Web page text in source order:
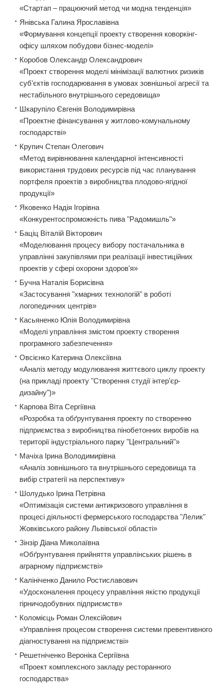
«Стартап – працюючий метод чи модна тенденція»
Янівська Галина Ярославівна
«Формування концепції проекту створення коворкінг-
офісу шляхом побудови бізнес-моделі»
Коробов Олександр Олександрович
«Проект створення моделі мінімізації валютних ризиків
суб'єктів господарювання в умовах зовнішньої агресії та
нестабільного внутрішнього середовища»
Шкарупіло Євгенія Володимирівна
«Проектне фінансування у житлово-комунальному
господарстві»
Крупич Степан Олегович
«Метод вирівнювання календарної інтенсивності
використання трудових ресурсів під час планування
портфеля проектів з виробництва плодово-ягідної
продукції»
Яковенко Надія Ігорівна
«Конкурентоспроможність пива "Радомишль"»
Баціц Віталій Вікторович
«Моделювання процесу вибору постачальника в
управлінні закупівлями при реалізації інвестиційних
проектів у сфері охорони здоров'я»
Бучна Наталія Борисівна
«Застосування "хмарних технологій" в роботі
логопедичних центрів»
Касьяненко Юлія Володимирівна
«Моделі управління змістом проекту створення
програмного забезпечення»
Овсієнко Катерина Олексіївна
«Аналіз методу модулювання життєвого циклу проекту
(на прикладі проекту "Створення студії інтер'єр-
дизайну")»
Карпова Віта Сергіївна
«Розробка та обґрунтування проекту по створенню
підприємства з виробництва пінобетонних виробів на
території індустріального парку "Центральний"»
Мачіха Ірина Володимирівна
«Аналіз зовнішнього та внутрішнього середовища та
вибір стратегії на перспективу»
Шолудько Ірина Петрівна
«Оптимізація системи антикризового управління в
процесі діяльності фермерського господарства "Лелик"
Жовківського району Львівської області»
Зінзір Діана Миколаївна
«Обґрунтування прийняття управлінських рішень в
аграрному підприємстві»
Калініченко Данило Ростиславович
«Удосконалення процесу управління якістю продукції
гірничодобувних підприємств»
Коломієць Роман Олексійович
«Управління процесом створення системи превентивного
діагностування на підприємстві»
Решетніченко Вероніка Сергіївна
«Проект комплексного закладу ресторанного
господарства»